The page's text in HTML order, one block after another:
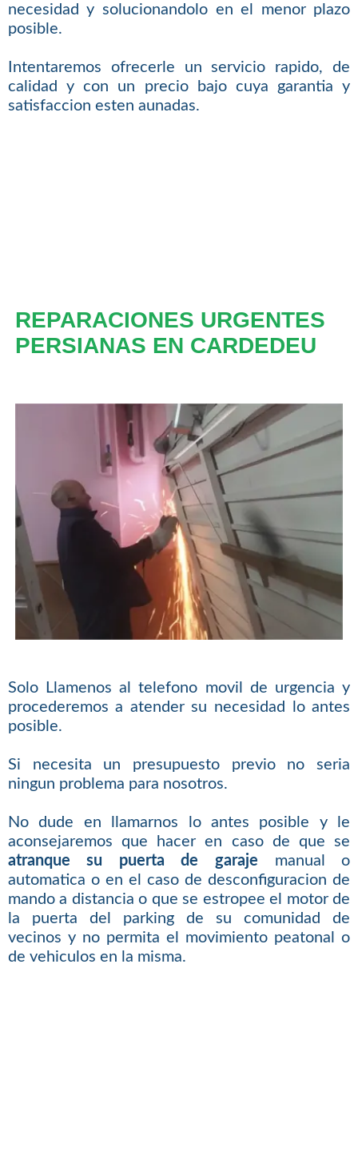
necesidad y solucionandolo en el menor plazo
posible.
Intentaremos ofrecerle un servicio rapido, de
calidad y con un precio bajo cuya garantia y
satisfaccion esten aunadas.
REPARACIONES URGENTES
PERSIANAS EN CARDEDEU
Solo Llamenos al telefono movil de urgencia y
procederemos a atender su necesidad lo antes
posible.
Si necesita un presupuesto previo no seria
ningun problema para nosotros.
No dude en llamarnos lo antes posible y le
aconsejaremos que hacer en caso de que se
atranque su puerta de garaje manual o
automatica o en el caso de desconfiguracion de
mando a distancia o que se estropee el motor de
la puerta del parking de su comunidad de
vecinos y no permita el movimiento peatonal o
de vehiculos en la misma.